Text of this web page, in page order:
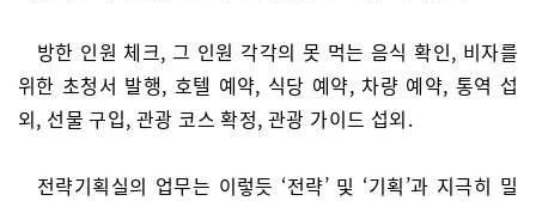
방한 인원 체크, 그 인원 각각의 못 먹는 음식 확인, 비자를
위한 초청서 발행, 호텔 예약, 식당 예약, 차량 예약, 통역 섭
외, 선물 구입, 관광 코스 확정, 관광 가이드 섭외.
전략기획실의 업무는 이렇듯 ‘전략’ 및 ‘기획’과 지극히 밀